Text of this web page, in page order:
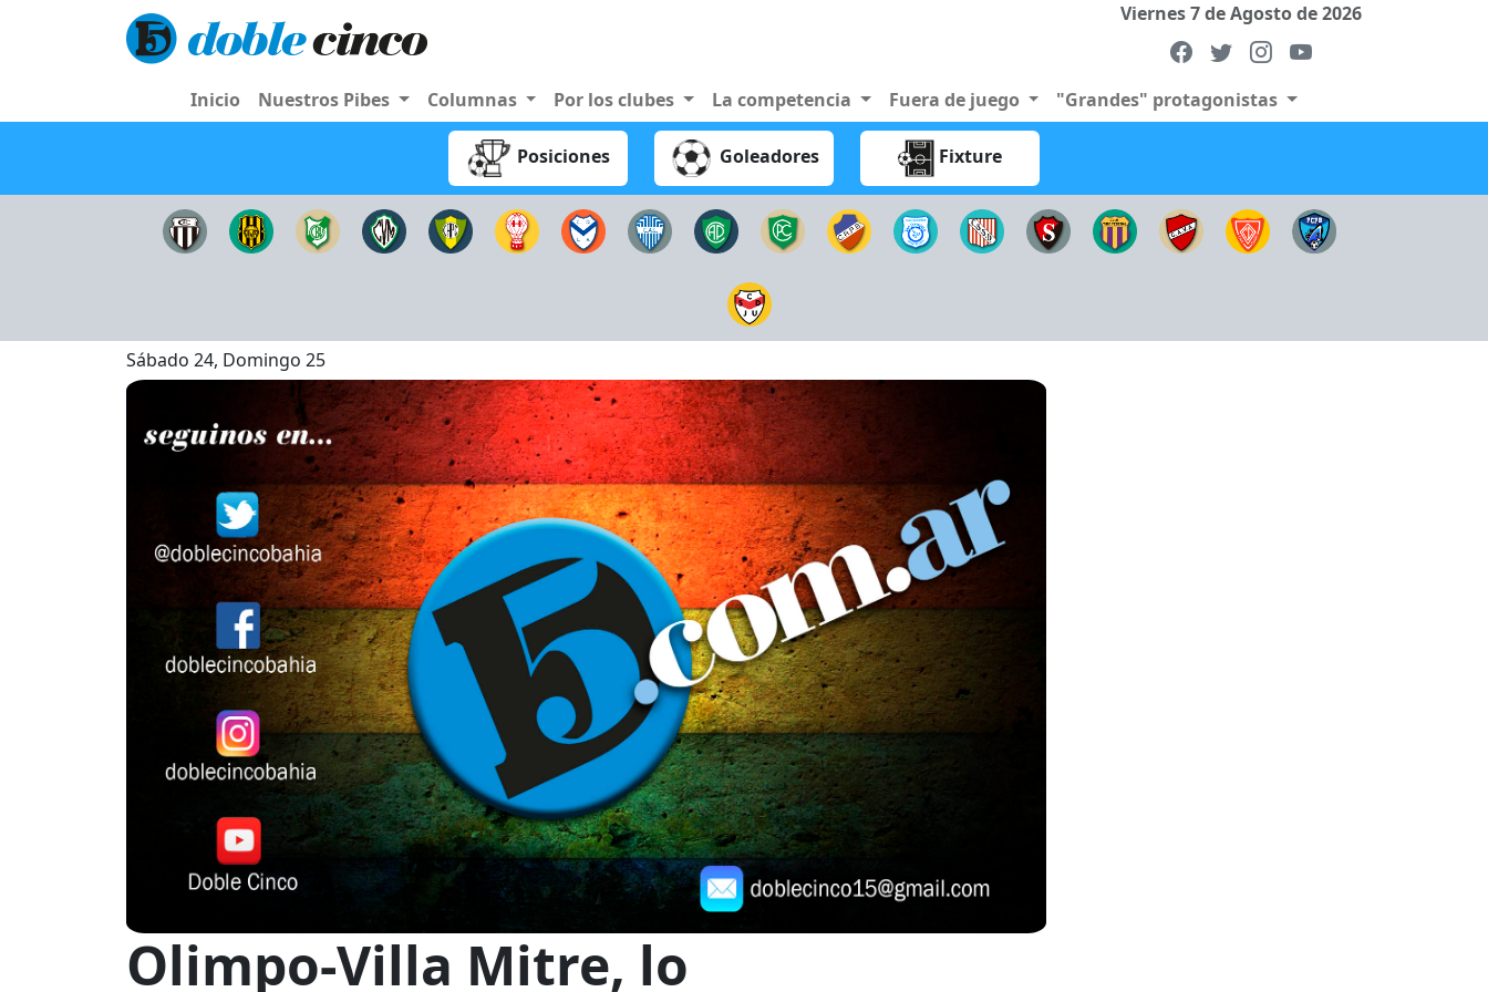
Viernes 7 de Agosto de 2026
Inicio Nuestros Pibes Columnas Por los clubes La competencia Fuera de juego "Grandes" protagonistas
Posiciones Goleadores Fixture
Sábado 24, Domingo 25
Olimpo-Villa Mitre, lo